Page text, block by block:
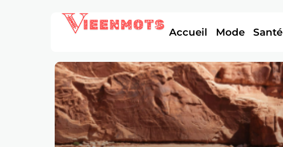
Accueil Mode Santé